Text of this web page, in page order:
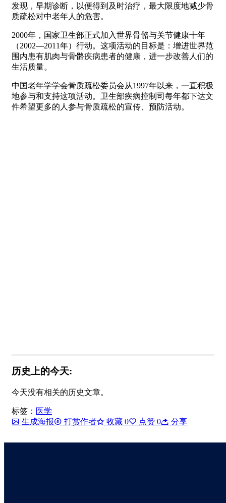
发现，早期诊断，以便得到及时治疗，最大限度地减少骨
质疏松对中老年人的危害。
2000年，国家卫生部正式加入世界骨骼与关节健康十年
（2002—2011年）行动。这项活动的目标是：增进世界范
围内患有肌肉与骨骼疾病患者的健康，进一步改善人们的
生活质量。
中国老年学学会骨质疏松委员会从1997年以来，一直积极
地参与和支持这项活动。卫生部疾病控制司每年都下达文
件希望更多的人参与骨质疏松的宣传、预防活动。
历史上的今天:
今天没有相关的历史文章。
标签： 医学
生成海报
打赏作者 收藏 0 点赞 0 分享